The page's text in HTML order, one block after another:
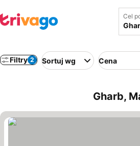
Cel
Filtry 2 Sortuj wg Cena
Gharb,